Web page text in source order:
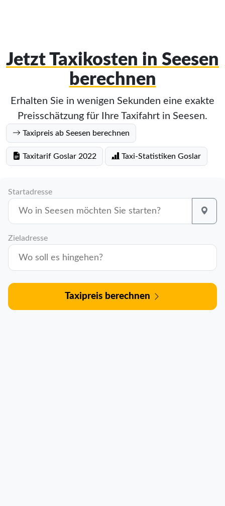
Jetzt Taxikosten in Seesen
berechnen
Erhalten Sie in wenigen Sekunden eine exakte
Preisschätzung für Ihre Taxifahrt in Seesen.
Taxipreis ab Seesen berechnen
Taxitarif Goslar 2022 Taxi-Statistiken Goslar
Startadresse
Zieladresse
Taxipreis berechnen